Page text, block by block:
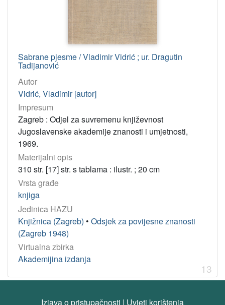
Sabrane pjesme / Vladimir Vidrić ; ur. Dragutin
Tadijanović
Autor
Vidrić, Vladimir [autor]
Impresum
Zagreb : Odjel za suvremenu književnost
Jugoslavenske akademije znanosti i umjetnosti,
1969.
Materijalni opis
310 str. [17] str. s tablama : ilustr. ; 20 cm
Vrsta građe
knjiga
Jedinica HAZU
Knjižnica (Zagreb) • Odsjek za povijesne znanosti
(Zagreb 1948)
Virtualna zbirka
Akademijina izdanja
13
Izjava o pristupačnosti | Uvjeti korištenja